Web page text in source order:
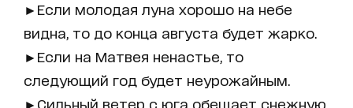
►Если молодая луна хорошо на небе
видна, то до конца августа будет жарко.
►Если на Матвея ненастье, то
следующий год будет неурожайным.
►Сильный ветер с юга обещает снежную